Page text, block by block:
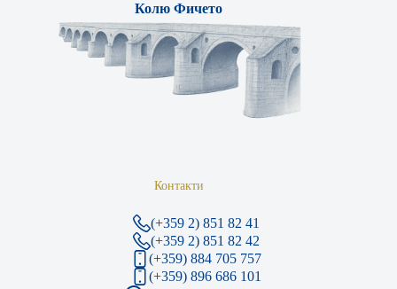
Колю Фичето
Контакти
(+359 2) 851 82 41
(+359 2) 851 82 42
(+359) 884 705 757
(+359) 896 686 101